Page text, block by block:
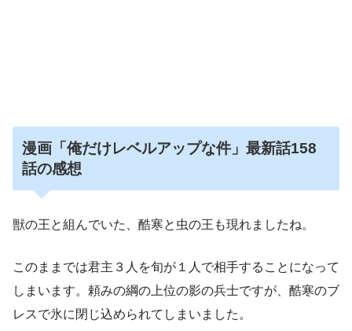
漫画「俺だけレベルアップな件」最新話158
話の感想
獣の王と組んでいた、酷寒と虫の王も現れましたね。
このままでは君主３人を旬が１人で相手することになって
しまいます。頼みの綱の上位の影の兵士ですが、酷寒のブ
レスで氷に閉じ込められてしまいました。